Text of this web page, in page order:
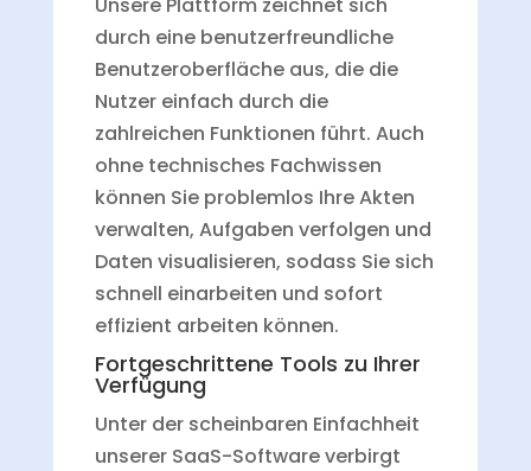
durch eine benutzerfreundliche
Benutzeroberfläche aus, die die
Nutzer einfach durch die
zahlreichen Funktionen führt. Auch
ohne technisches Fachwissen
können Sie problemlos Ihre Akten
verwalten, Aufgaben verfolgen und
Daten visualisieren, sodass Sie sich
schnell einarbeiten und sofort
effizient arbeiten können.
Fortgeschrittene Tools zu Ihrer
Verfügung
Unter der scheinbaren Einfachheit
unserer SaaS-Software verbirgt